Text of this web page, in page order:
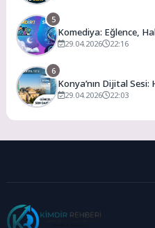
5
Komediya: Eğlence,
Noktası
29.04.2026 22:16
6
Konya’nın Dijital Sesi:
Merkezi
29.04.2026 22:03